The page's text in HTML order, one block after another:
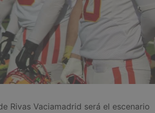
Rivas Vaciamadrid será el escenario